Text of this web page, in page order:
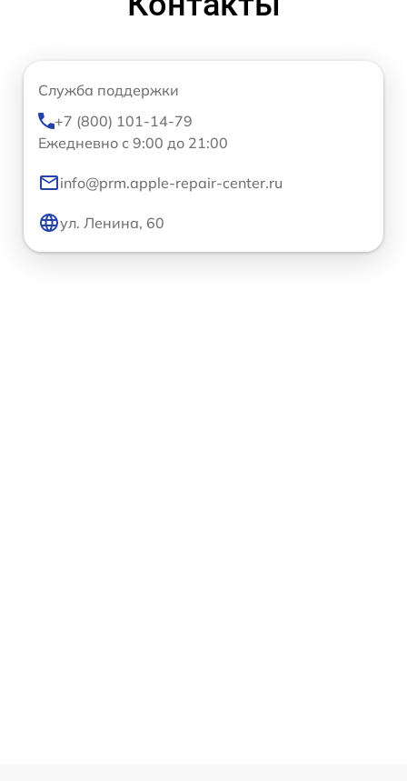
Служба поддержки
+7 (800) 101-14-79
Ежедневно с 9:00 до 21:00
info@prm.apple-repair-center.ru
ул. Ленина, 60